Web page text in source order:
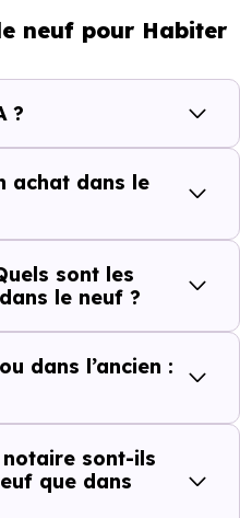
neuf pour Habiter
?
achat dans le
sont les
le neuf ?
dans l’ancien :
sont-ils
que dans